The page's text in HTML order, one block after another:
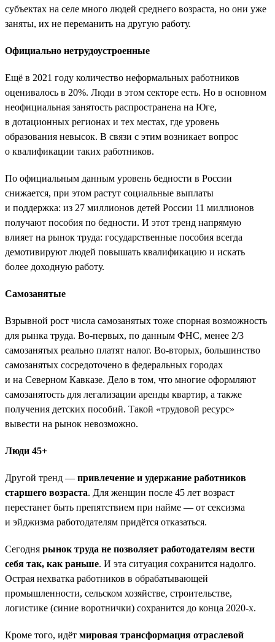
субъектах на селе много людей среднего возраста, но они уже
заняты, их не переманить на другую работу.
Официально нетрудоустроенные
Ещё в 2021 году количество неформальных работников
оценивалось в 20%. Люди в этом секторе есть. Но в основном
неофициальная занятость распространена на Юге,
в дотационных регионах и тех местах, где уровень
образования невысок. В связи с этим возникает вопрос
о квалификации таких работников.
По официальным данным уровень бедности в России
снижается, при этом растут социальные выплаты
и поддержка: из 27 миллионов детей России 11 миллионов
получают пособия по бедности. И этот тренд напрямую
влияет на рынок труда: государственные пособия всегда
демотивируют людей повышать квалификацию и искать
более доходную работу.
Самозанятые
Взрывной рост числа самозанятых тоже спорная возможность
для рынка труда. Во-первых, по данным ФНС, менее 2/3
самозанятых реально платят налог. Во-вторых, большинство
самозанятых сосредоточено в федеральных городах
и на Северном Кавказе. Дело в том, что многие оформляют
самозанятость для легализации аренды квартир, а также
получения детских пособий. Такой «трудовой ресурс»
вывести на рынок невозможно.
Люди 45+
Другой тренд — привлечение и удержание работников
старшего возраста. Для женщин после 45 лет возраст
перестанет быть препятствием при найме — от сексизма
и эйджизма работодателям придётся отказаться.
Сегодня рынок труда не позволяет работодателям вести
себя так, как раньше. И эта ситуация сохранится надолго.
Острая нехватка работников в обрабатывающей
промышленности, сельском хозяйстве, строительстве,
логистике (синие воротнички) сохранится до конца 2020-х.
Кроме того, идёт мировая трансформация отраслевой